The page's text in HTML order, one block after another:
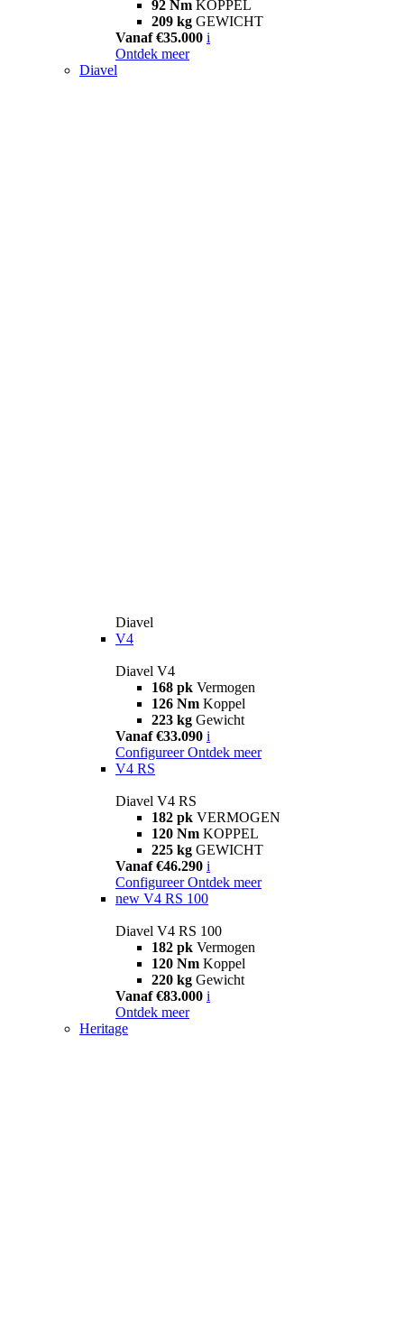
92 Nm KOPPEL
209 kg GEWICHT
Vanaf €35.000 i
Ontdek meer
Diavel
Diavel
V4
Diavel V4
168 pk Vermogen
126 Nm Koppel
223 kg Gewicht
Vanaf €33.090 i
Configureer Ontdek meer
V4 RS
Diavel V4 RS
182 pk VERMOGEN
120 Nm KOPPEL
225 kg GEWICHT
Vanaf €46.290 i
Configureer Ontdek meer
new V4 RS 100
Diavel V4 RS 100
182 pk Vermogen
120 Nm Koppel
220 kg Gewicht
Vanaf €83.000 i
Ontdek meer
Heritage